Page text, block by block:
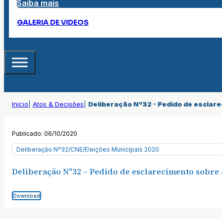
Saiba mais
GALERIA DE VIDEOS
Inicio Atos & Decisões Deliberação Nº32 - Pedido de
Publicado: 06/10/2020
Deliberação Nº32/CNE/Eleições Municipais 2020
Deliberação Nº32 – Pedido de esclarecimento
Download